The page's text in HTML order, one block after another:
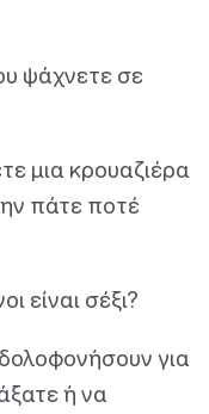
ψάχνετε σε
μια κρουαζιέρα
πάτε ποτέ
είναι σέξι?
για
ή να